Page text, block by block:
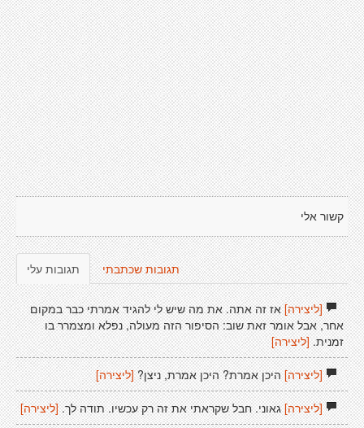
קשור אלי
תגובות עלי תגובות שכתבתי
[ליצירה]אז זה אתה. את מה שיש לי להגיד אמרתי כבר במקום
אחר, אבל אומר זאת שוב: הסיפור הזה מעולה, נפלא ומצמרר בו
זמנית. [ליצירה]
[ליצירה]היכן אמרת? היכן אמרת, ניצן? [ליצירה]
[ליצירה]גאוני. חבל שקראתי את זה רק עכשיו. תודה לך. [ליצירה]